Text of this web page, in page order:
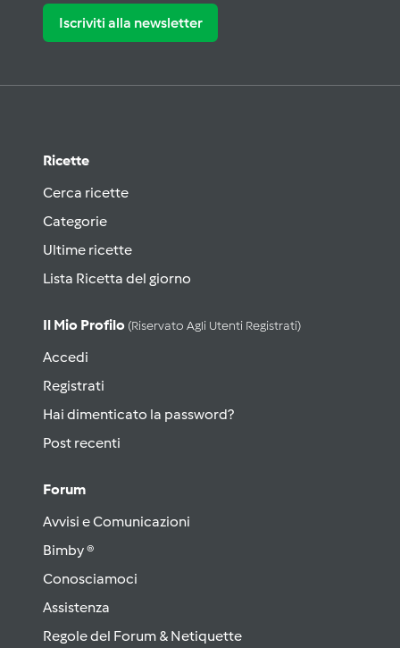
Iscriviti alla newsletter
Ricette
Cerca ricette
Categorie
Ultime ricette
Lista Ricetta del giorno
Il Mio Profilo (riservato Agli Utenti Registrati)
Accedi
Registrati
Hai dimenticato la password?
Post recenti
Forum
Avvisi e Comunicazioni
Bimby ®
Conosciamoci
Assistenza
Regole del Forum & Netiquette